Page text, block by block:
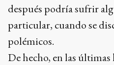
después podría sufrir
particular, cuando se
polémicos.
De hecho, en las